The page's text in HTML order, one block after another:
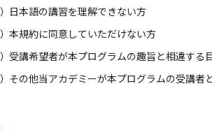
日本語の講習を理解できない方
）本規約に同意していただけない方
受講希望者が本プログラムの趣旨と相違す
その他当アカデミーが本プログラムの受講者